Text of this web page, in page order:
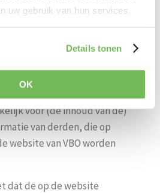
uw gebruik van hun services.
Details tonen
OK
voorts niet aansprakelijk
uit of verband
van materiaal dat op de
is, of verkregen wordt via
voor (de inhoud van de)
van derden, die op
website van VBO worden
dat de op de website